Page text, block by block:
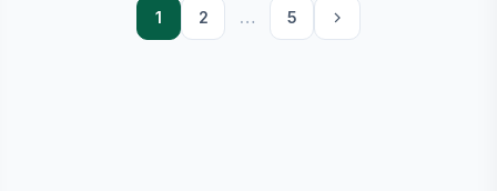
1 2 … 5